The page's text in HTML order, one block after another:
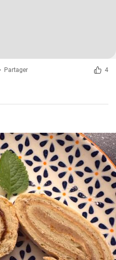
Partager 4